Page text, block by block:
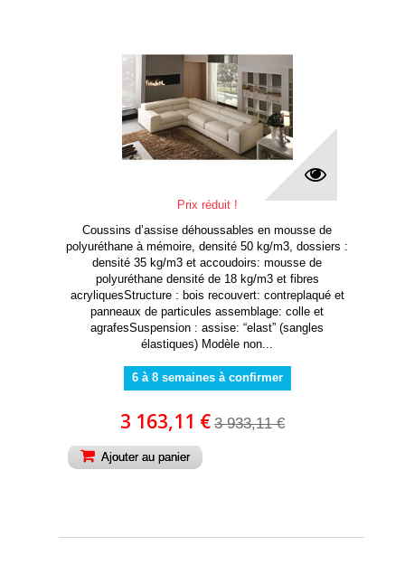
Prix réduit !
Coussins d’assise déhoussables en mousse de
polyuréthane à mémoire, densité 50 kg/m3, dossiers :
densité 35 kg/m3 et accoudoirs: mousse de
polyuréthane densité de 18 kg/m3 et fibres
acryliquesStructure : bois recouvert: contreplaqué et
panneaux de particules assemblage: colle et
agrafesSuspension : assise: “elast” (sangles
élastiques) Modèle non...
6 à 8 semaines à confirmer
3 163,11 € 3 933,11 €
Ajouter au panier